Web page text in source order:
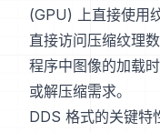
(GPU) 上直接使用
直接访问压缩纹理
程序中图像的加载
或解压缩需求。
DDS 格式的关键特